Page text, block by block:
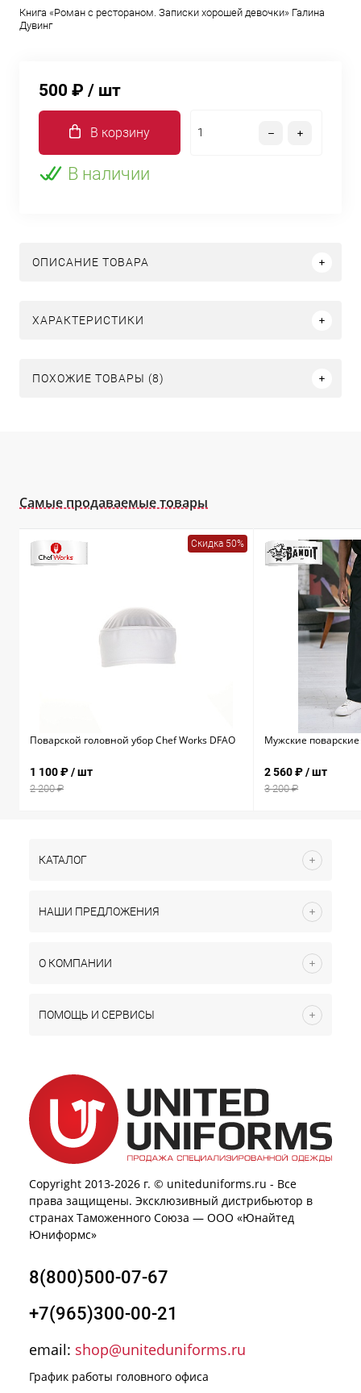
Книга «Роман с рестораном. Записки хорошей девочки» Галина
Дувинг
500 ₽ / шт
В корзину
В наличии
ОПИСАНИЕ ТОВАРА
ХАРАКТЕРИСТИКИ
ПОХОЖИЕ ТОВАРЫ (8)
Самые продаваемые товары
Скидка 50%
Поварской головной убор Chef Works DFAO
1 100 ₽/ шт
2 200 ₽
Мужские
2 560 ₽/ шт
3 200 ₽
КАТАЛОГ
НАШИ ПРЕДЛОЖЕНИЯ
О КОМПАНИИ
ПОМОЩЬ И СЕРВИСЫ
Copyright 2013-2026 г. © uniteduniforms.ru - Все
права защищены. Эксклюзивный дистрибьютор в
странах Таможенного Союза — ООО «Юнайтед
Юниформс»
8(800)500-07-67
+7(965)300-00-21
email: shop@uniteduniforms.ru
График работы головного офиса